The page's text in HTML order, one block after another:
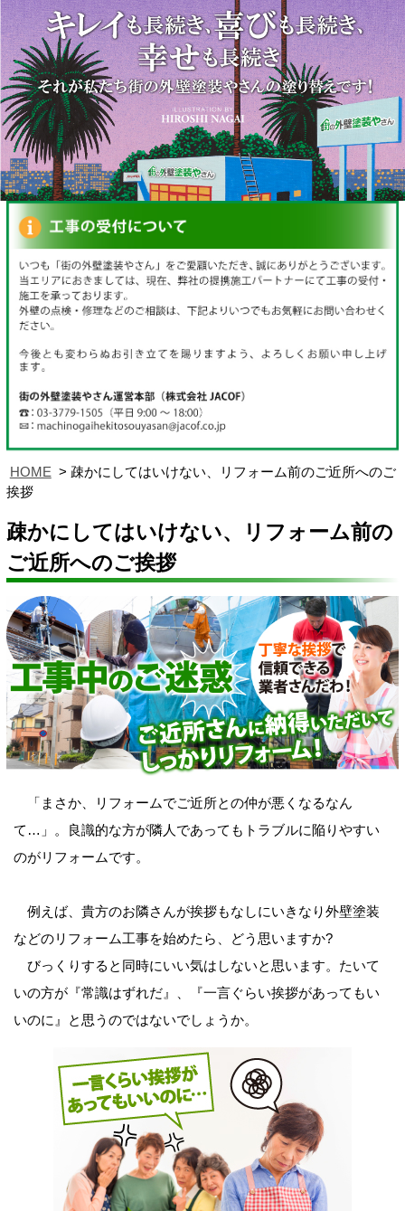
HOME
疎かにしてはいけない、リフォーム前のご近所へのご
挨拶
疎かにしてはいけない、リフォーム前の
ご近所へのご挨拶
「まさか、リフォームでご近所との仲が悪くなるなん
て…」。良識的な方が隣人であってもトラブルに陥りやすい
のがリフォームです。
例えば、貴方のお隣さんが挨拶もなしにいきなり外壁塗装
などのリフォーム工事を始めたら、どう思いますか?
びっくりすると同時にいい気はしないと思います。たいて
いの方が『常識はずれだ』、『一言ぐらい挨拶があってもい
いのに』と思うのではないでしょうか。